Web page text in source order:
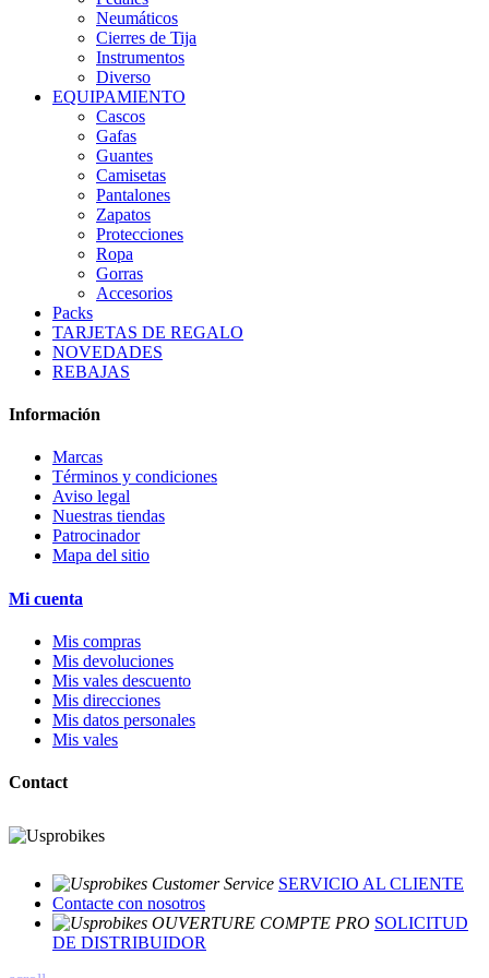
Neumáticos
Cierres de Tija
Instrumentos
Diverso
EQUIPAMIENTO
Cascos
Gafas
Guantes
Camisetas
Pantalones
Zapatos
Protecciones
Ropa
Gorras
Accesorios
Packs
TARJETAS DE REGALO
NOVEDADES
REBAJAS
Información
Marcas
Términos y condiciones
Aviso legal
Nuestras tiendas
Patrocinador
Mapa del sitio
Mi cuenta
Mis compras
Mis devoluciones
Mis vales descuento
Mis direcciones
Mis datos personales
Mis vales
Contact
SERVICIO AL CLIENTE
Contacte con nosotros
SOLICITUD
DE DISTRIBUIDOR